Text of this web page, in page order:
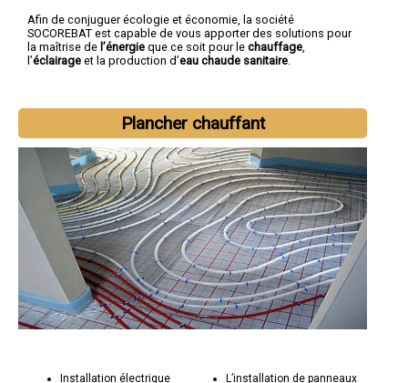
Afin de conjuguer écologie et économie, la société
SOCOREBAT est capable de vous apporter des solutions pour
la maîtrise de l’énergie que ce soit pour le chauffage
l’éclairage et la production d’eau chaude sanitaire
Plancher chauffant
Installation électrique
L’installation de panneaux